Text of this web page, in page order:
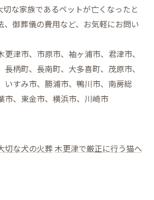
切な家族であるペットが亡くなったと
、御葬儀の費用など、お気軽にお問い
更津市、市原市、袖ヶ浦市、君津市、
長柄町、長南町、大多喜町、茂原市、
いすみ市、勝浦市、鴨川市、南房総
市、東金市、横浜市、川崎市
切な犬の火葬木更津で厳正に行う猫へ